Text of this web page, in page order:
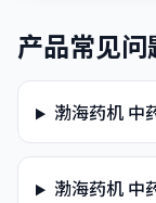
产品常见问
渤海药机 中
渤海药机 中